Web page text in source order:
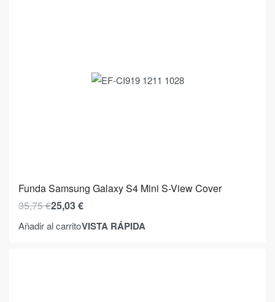
Funda Samsung Galaxy S4 Mini S-View Cover
35,75€25,03€
Añadir al carritoVISTA RÁPIDA